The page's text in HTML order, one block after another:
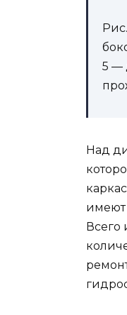
5 —
Над
имеют
Всего